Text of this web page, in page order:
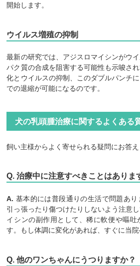
開始します。
ウイルス増殖の抑制
最新の研究では、アジスロマイシンがウ
パク質の合成を阻害する可能性も示唆さ
化とウイルスの抑制、このダブルパンチ
での退縮が可能になるのです。
犬の乳頭腫治療に関するよくある
飼い主様からよく寄せられる疑問にお答え
Q. 治療中に注意すべきことはありま
A. 基本的には普段通りの生活で問題あ
引っ張ったり傷つけたりしないよう注意
イシンの副作用として、稀に軟便や嘔吐
す。もし体調に変化があれば、すぐに当院
Q. 他のワンちゃんにうつりますか？